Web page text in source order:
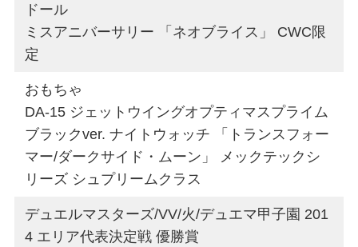
ドール
ミスアニバーサリー 「ネオブライス」 CWC限
定
おもちゃ
DA-15 ジェットウイングオプティマスプライム
ブラックver. ナイトウォッチ 「トランスフォー
マー/ダークサイド・ムーン」 メックテックシ
リーズ シュプリームクラス
デュエルマスターズ/VV/火/デュエマ甲子園 201
4 エリア代表決定戦 優勝賞